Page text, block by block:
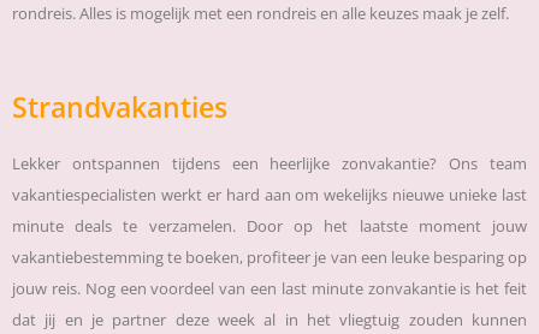
rondreis. Alles is mogelijk met een rondreis en alle keuzes maak je zelf.
Strandvakanties
Lekker ontspannen tijdens een heerlijke zonvakantie? Ons team
vakantiespecialisten werkt er hard aan om wekelijks nieuwe unieke last
minute deals te verzamelen. Door op het laatste moment jouw
vakantiebestemming te boeken, profiteer je van een leuke besparing op
jouw reis. Nog een voordeel van een last minute zonvakantie is het feit
dat jij en je partner deze week al in het vliegtuig zouden kunnen